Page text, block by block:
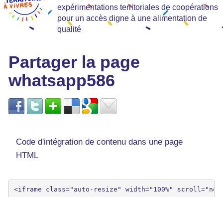
expérimentations territoriales de coopérations
pour un accès digne à une alimentation de
qualité
Partager la page
whatsapp586
Code d'intégration de contenu dans une page
HTML